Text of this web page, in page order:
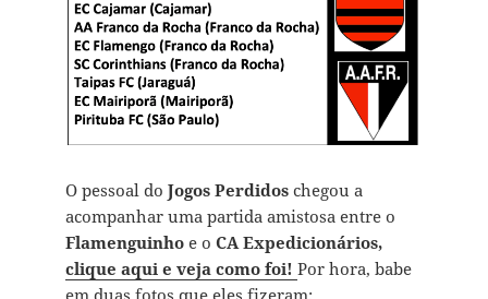
O pessoal do Jogos Perdidoschegou a
acompanhar uma partida amistosa entre o
Flamenguinhoe o CA Expedicionários,
clique aqui e veja como foi! Por hora, babe